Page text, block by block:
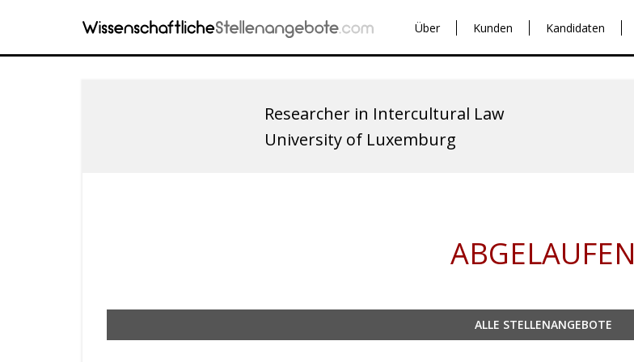
Über Kunden Kandidaten
Researcher in Intercultural Law
University of Luxemburg
ABGELAUFEN
ALLE STELLENANGEBOTE